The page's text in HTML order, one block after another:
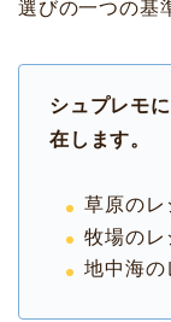
選びの一つの基
シュプレモ
在します。
草原のレ
牧場のレ
地中海の